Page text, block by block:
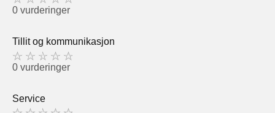
0 vurderinger
Tillit og kommunikasjon
0 vurderinger
Service